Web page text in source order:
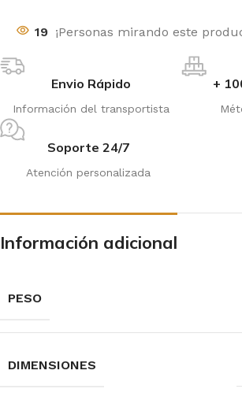
19 ¡Personas mirando este
Envio Rápido
Información del transportista
+
Soporte 24/7
Atención personalizada
Información adicional
PESO
DIMENSIONES